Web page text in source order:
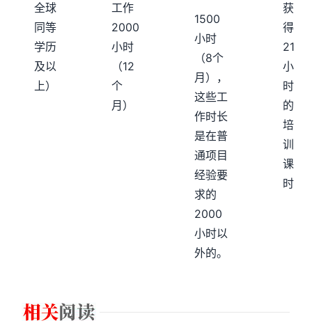
全球
同等
学历
及以
上）
工作
2000
小时
（12
个
月）
1500
小时
（8个
月），
这些工
作时长
是在普
通项目
经验要
求的
2000
小时以
外的。
获
得
21
小
时
的
培
训
课
时